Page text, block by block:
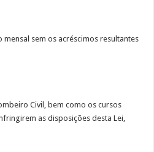
sem os acréscimos resultantes
Civil, bem como os cursos
as disposições desta Lei,